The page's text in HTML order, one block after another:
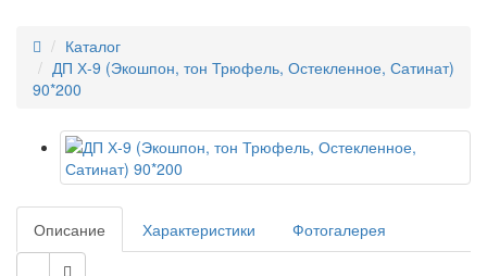
Каталог
ДП Х-9 (Экошпон, тон Трюфель, Остекленное, Сатинат)
90*200
Описание Характеристики Фотогалерея